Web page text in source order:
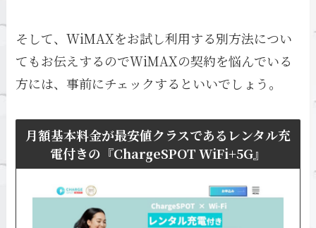
そして、WiMAXをお試し利用する別方法につい
てもお伝えするのでWiMAXの契約を悩んでいる
方には、事前にチェックするといいでしょう。
月額基本料金が最安値クラスであるレンタル充
電付きの『ChargeSPOT WiFi+5G』